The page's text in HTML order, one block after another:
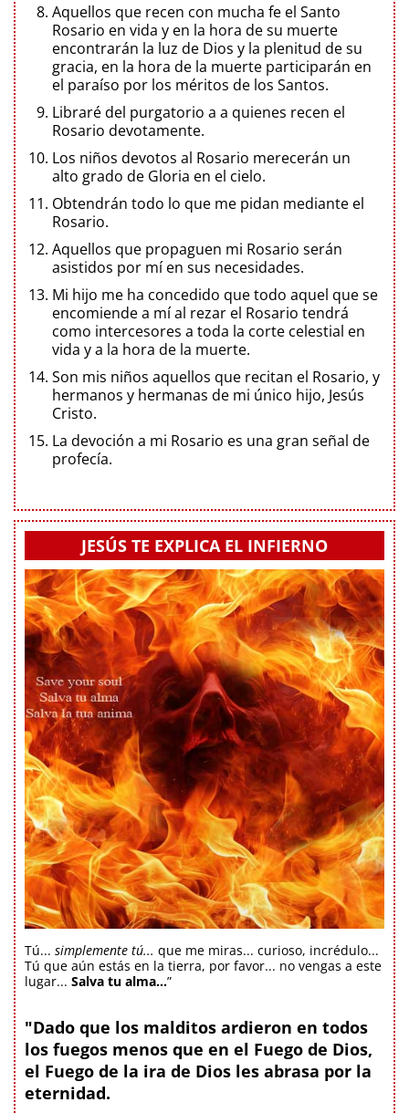
Aquellos que recen con mucha fe el Santo
Rosario en vida y en la hora de su muerte
encontrarán la luz de Dios y la plenitud de su
gracia, en la hora de la muerte participarán en
el paraíso por los méritos de los Santos.
Libraré del purgatorio a a quienes recen el
Rosario devotamente.
Los niños devotos al Rosario merecerán un
alto grado de Gloria en el cielo.
Obtendrán todo lo que me pidan mediante el
Rosario.
Aquellos que propaguen mi Rosario serán
asistidos por mí en sus necesidades.
Mi hijo me ha concedido que todo aquel que se
encomiende a mí al rezar el Rosario tendrá
como intercesores a toda la corte celestial en
vida y a la hora de la muerte.
Son mis niños aquellos que recitan el Rosario, y
hermanos y hermanas de mi único hijo, Jesús
Cristo.
La devoción a mi Rosario es una gran señal de
profecía.
JESÚS TE EXPLICA EL INFIERNO
Tú... simplemente tú... que me miras... curioso, incrédulo...
Tú que aún estás en la tierra, por favor... no vengas a este
lugar... Salva tu alma...”
"Dado que los malditos ardieron en todos
los fuegos menos que en el Fuego de Dios,
el Fuego de la ira de Dios les abrasa por la
eternidad.